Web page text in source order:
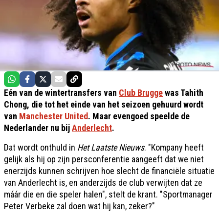
Eén van de wintertransfers van Club Bruggewas Tahith
Chong, die tot het einde van het seizoen gehuurd wordt
van Manchester United. Maar evengoed speelde de
Nederlander nu bijAnderlecht.
Dat wordt onthuld in Het Laatste Nieuws. "Kompany heeft
gelijk als hij op zijn persconferentie aangeeft dat we niet
enerzijds kunnen schrijven hoe slecht de financiële situatie
van Anderlecht is, en anderzijds de club verwijten dat ze
máár die en die speler halen", stelt de krant. "Sportmanager
Peter Verbeke zal doen wat hij kan, zeker?"